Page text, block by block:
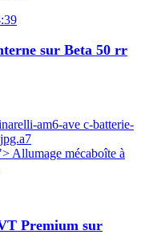
sur Beta 50 rr
am6-ave c-batterie-
Allumage mécaboîte à
Premium sur